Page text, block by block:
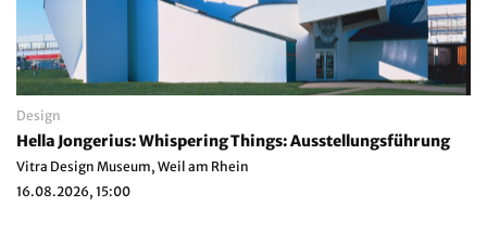
Design
Hella Jongerius: Whispering Things: Ausstellungsführung
Vitra Design Museum, Weil am Rhein
16.08.2026, 15:00